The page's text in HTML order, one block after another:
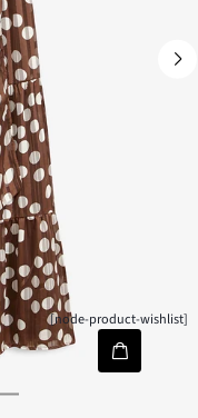
[node-product-wishlist]